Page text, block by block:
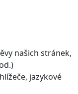
našich stránek,
jazykové